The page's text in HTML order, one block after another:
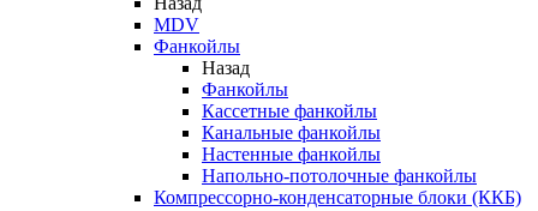
MDV
Фанкойлы
Назад
Фанкойлы
Кассетные фанкойлы
Канальные фанкойлы
Настенные фанкойлы
Напольно-потолочные фанкойлы
Компрессорно-конденсаторные блоки (ККБ)